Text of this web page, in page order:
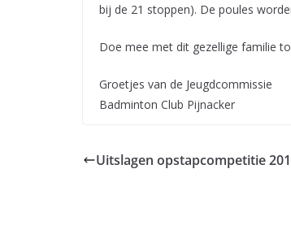
bij de 21 stoppen). De poules
Doe mee met dit gezellige familie
Groetjes van de Jeugdcommissie
Badminton Club Pijnacker
Uitslagen opstapcompetitie